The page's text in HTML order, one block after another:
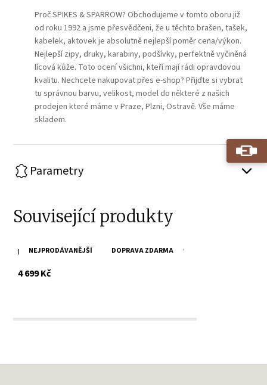
Proč SPIKES & SPARROW? Obchodujeme v tomto oboru již
od roku 1992 a jsme přesvědčeni, že u těchto brašen, tašek,
kabelek, aktovek je absolutně nejlepší poměr cena/výkon.
Nejlepší zipy, druky, karabiny, podšívky, perfektně vyčiněná
lícová kůže. Toto ocení všichni, kteří mají rádi opravdovou
kvalitu. Nechcete nakupovat přes e-shop? Přijďte si vybrat
tu správnou barvu, velikost, model do některé z našich
prodejen které máme v Praze, Plzni, Ostravě. Vše máme
skladem.
Parametry
Související produkty
NEJPRODÁVANĚJŠÍ DOPRAVA ZDARMA
Hnědá kožená taška/batoh SPIKES & SPARROW
4 699 Kčs DPH